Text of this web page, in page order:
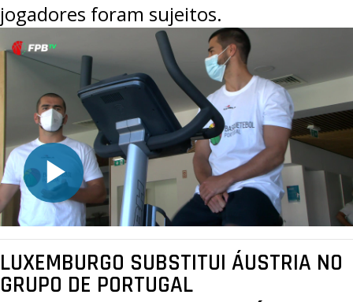
jogadores foram sujeitos.
LUXEMBURGO SUBSTITUI ÁUSTRIA NO
GRUPO DE PORTUGAL